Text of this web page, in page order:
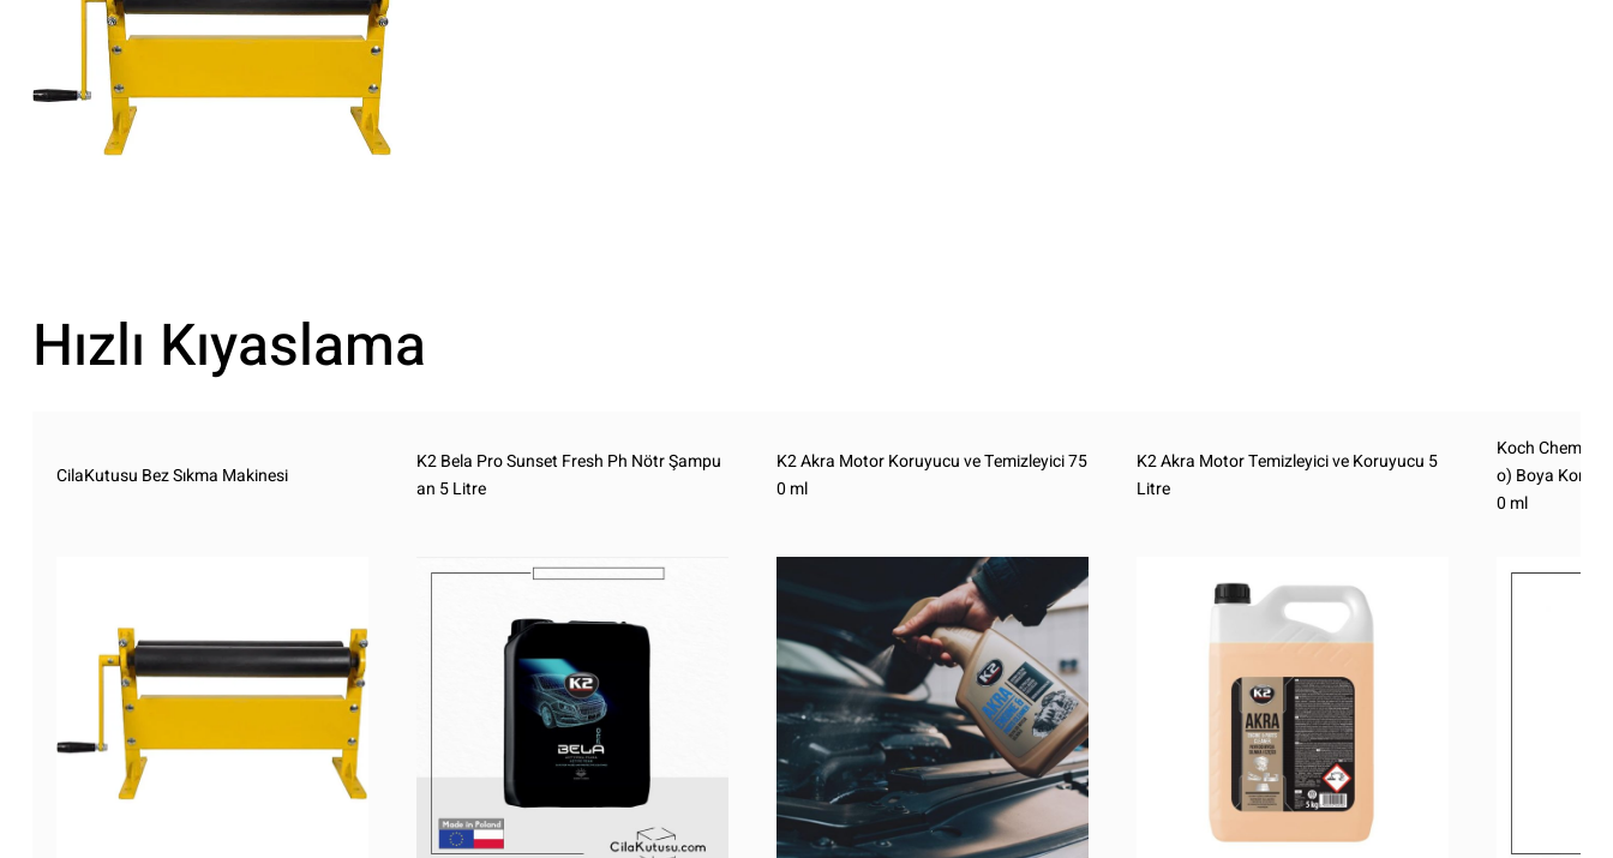
Hızlı Kıyaslama
CilaKutusu Bez Sıkma Makinesi
K2 Bela Pro Sunset Fresh Ph Nötr Şampu
an 5 Litre
K2 Akra Motor Koruyucu ve Temizleyici 75
0 ml
K2 Akra Motor Temizleyici ve Koruyucu 5
Litre
Koch Chemie
o) Boya
0 ml